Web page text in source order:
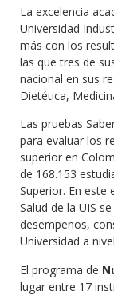
La excelencia
Universidad
más con los
las que tres de
nacional en sus
Dietética,
Las pruebas
para evaluar los
superior en
de 168.153
Superior. En este
Salud de la UIS
desempeños,
Universidad a
El programa de
lugar entre 17